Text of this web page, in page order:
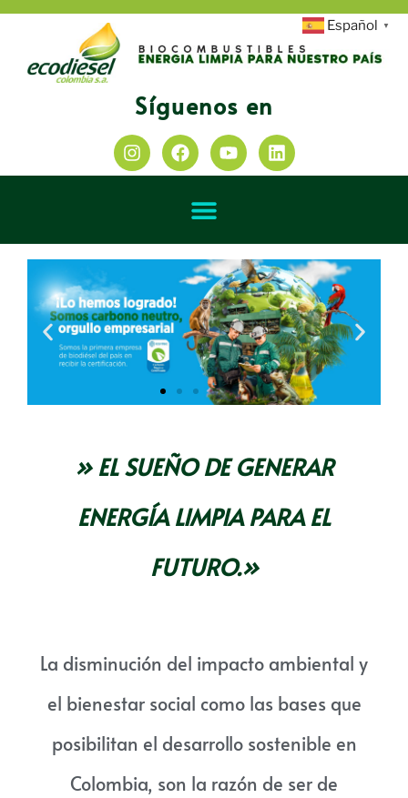
Síguenos en
» EL SUEÑO DE GENERAR
ENERGÍA LIMPIA PARA EL
FUTURO.»
La disminución del impacto ambiental y
el bienestar social como las bases que
posibilitan el desarrollo sostenible en
Colombia, son la razón de ser de
Español ▼